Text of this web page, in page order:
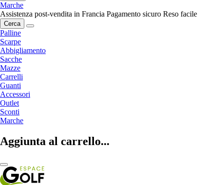
Marche
Assistenza post-vendita in Francia Pagamento sicuro Reso facile
Cerca
Palline
Scarpe
Abbigliamento
Sacche
Mazze
Carrelli
Guanti
Accessori
Outlet
Sconti
Marche
Aggiunta al carrello...